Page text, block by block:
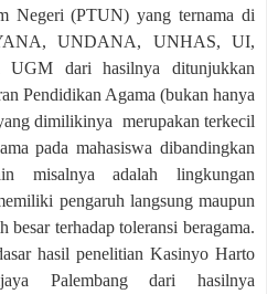
Negeri (PTUN) yang ternama di
UNDANA, UNHAS, UI,
dari hasilnya ditunjukkan
Pendidikan Agama (bukan hanya
dimilikinya merupakan terkecil
pada mahasiswa dibandingkan
misalnya adalah lingkungan
pengaruh langsung maupun
besar terhadap toleransi beragama.
hasil penelitian Kasinyo Harto
Palembang dari hasilnya